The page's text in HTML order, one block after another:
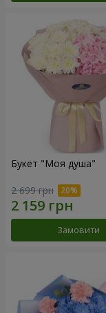
Букет "Моя душа"
2 699 грн
Замовити